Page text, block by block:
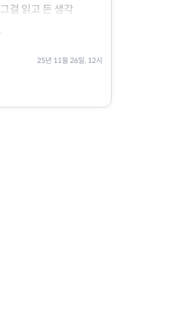
걸 읽고 든 생각
함… 감정을 있는 그
25년 11월 26일, 12시